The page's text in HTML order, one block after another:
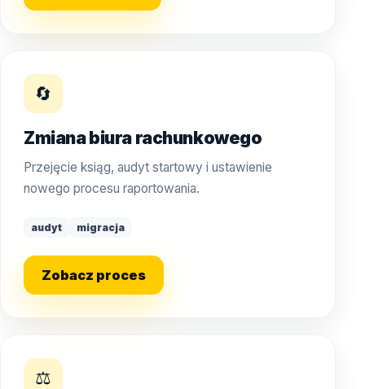
🔄
Zmiana biura rachunkowego
Przejęcie ksiąg, audyt startowy i ustawienie
nowego procesu raportowania.
audyt migracja
Zobacz proces
⚖️